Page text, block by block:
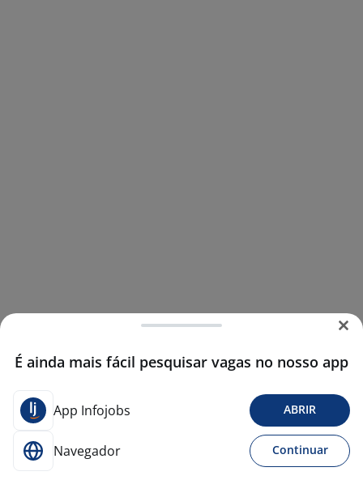
É ainda mais fácil pesquisar vagas no nosso app
App Infojobs ABRIR
Navegador Continuar